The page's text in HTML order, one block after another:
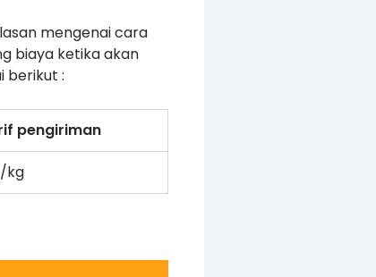
mengenai cara
biaya ketika akan
berikut :
pengiriman
kg